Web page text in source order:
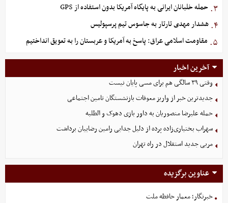
۳. حمله خلبانان ایرانی به پایگاه آمریکا بدون استفاده از GPS
۴. هشدار مهدی تارتار به جاسوس تیم پرسپولیس
۵. مقاومت اسلامی عراق: پاسخ به آمریکا و عربستان را به تعویق انداختیم
آخرین اخبار
وقتی ۳۹ سالگی هم برای مسی پایان نیست
جدیدترین خبر از واریز معوقات بازنشستگان تامین اجتماعی
حمله علیرضا منصوریان به داور بازی دهوک و الطلبه
سهراب بختیاری‌زاده پرده از دلیل جدایی رامین رضاییان برداشت
مربی جدید استقلال در راه تهران
عناوین برگزیده
خبرنگار؛ معمار حافظه ملت